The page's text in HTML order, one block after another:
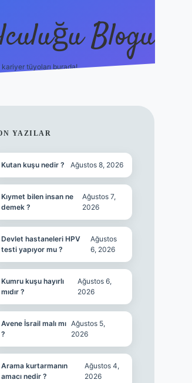
Blogu
tüyoları burada!
YAZILAR
Kutan kuşu nedir ? Ağustos 8, 2026
Kıymet bilen insan ne
demek ?
Ağustos 7,
2026
Devlet hastaneleri HPV
testi yapıyor mu ?
Ağustos
6, 2026
Kumru kuşu hayırlı
mıdır ?
Ağustos 6,
2026
Avene İsrail malı mı
?
Ağustos 5,
2026
Arama kurtarmanın
amacı nedir ?
Ağustos 4,
2026
https://